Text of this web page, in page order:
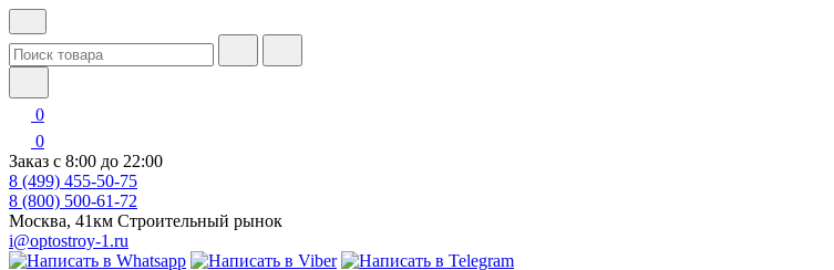
0
0
Заказ с 8:00 до 22:00
8 (499) 455-50-75
8 (800) 500-61-72
Москва, 41км Строительный рынок
i@optostroy-1.ru